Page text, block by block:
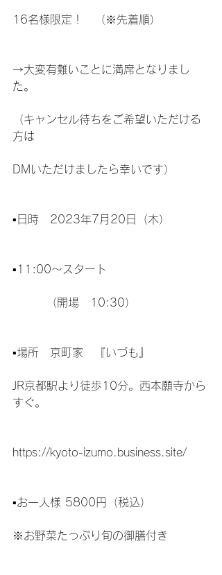
16名様限定！　（※先着順）
→大変有難いことに満席となりまし
た。
（キャンセル待ちをご希望いただける
方は
DMいただけましたら幸いです）
▪️日時　2023年7月20日（木）
▪️11:00〜スタート
（開場　10:30）
▪️場所　京町家　『いづも』
JR京都駅より徒歩10分。西本願寺から
すぐ。
https://kyoto-izumo.business.site/
▪️お一人様 5800円（税込）
※お野菜たっぷり旬の御膳付き